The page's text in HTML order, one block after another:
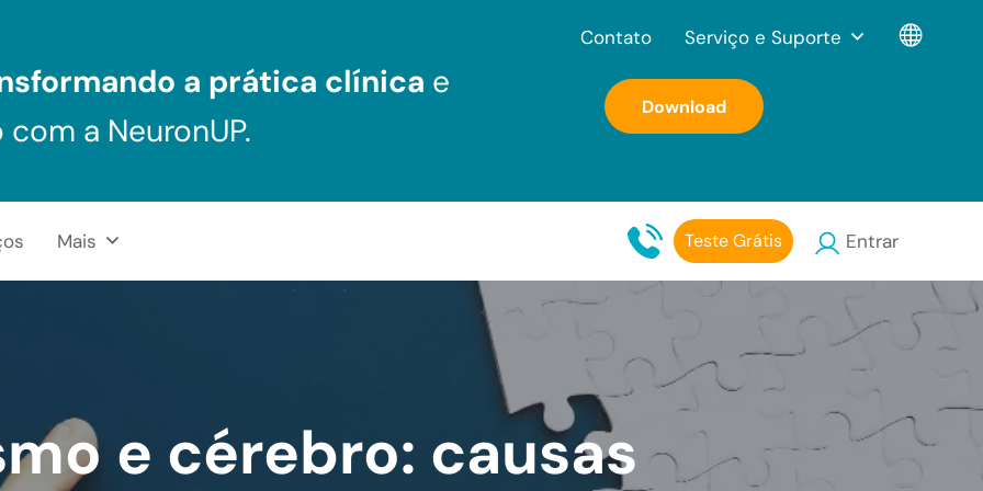
a prática clínica e
a NeuronUP.
Download
Mais Teste Grátis Entrar
Contato Serviço e Suporte
e cérebro: causas